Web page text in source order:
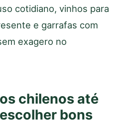
cotidiano, vinhos para
e garrafas com
exagero no
chilenos até
bons